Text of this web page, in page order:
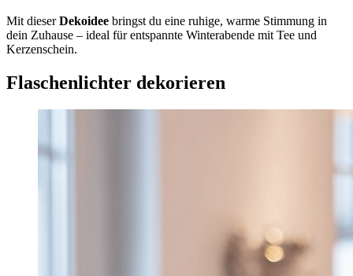
Mit dieserDekoidee bringst du eine ruhige, warme Stimmung in
dein Zuhause – ideal für entspannte Winterabende mit Tee und
Kerzenschein.
Flaschenlichter dekorieren